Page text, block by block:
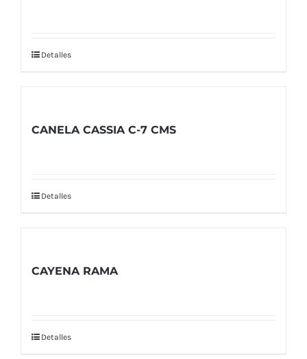
Detalles
CANELA CASSIA C-7 CMS
Detalles
CAYENA RAMA
Detalles